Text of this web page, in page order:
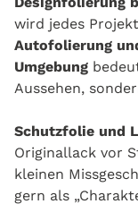
wird jedes
Autofolierung
Umgebung
Aussehen,
Schutzfolie und
Originallack vor
kleinen
gern als